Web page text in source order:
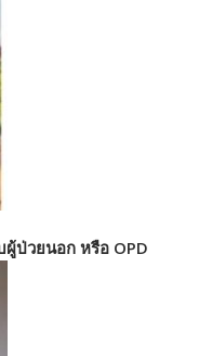
ผู้ป่วยนอก หรือ OPD